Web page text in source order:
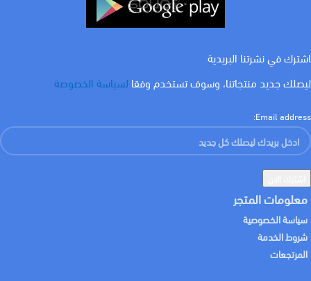
اشترك في نشرتنا البريدية
ليصلك جديد منتجاتنا، وسوف تستخدم وفقا لسياسة الخصوصة
Email address:
معلومات المتجر
سياسة الخصوصية
شروط الخدمة
المرتجعات